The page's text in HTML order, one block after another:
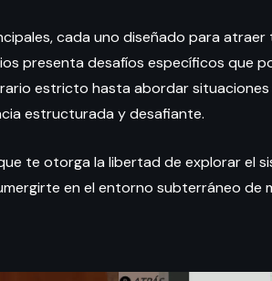
cada uno diseñado para
presenta desafíos específicos que
estricto hasta abordar situaciones
estructurada y desafiante.
te otorga la libertad de explorar el
en el entorno subterráneo de